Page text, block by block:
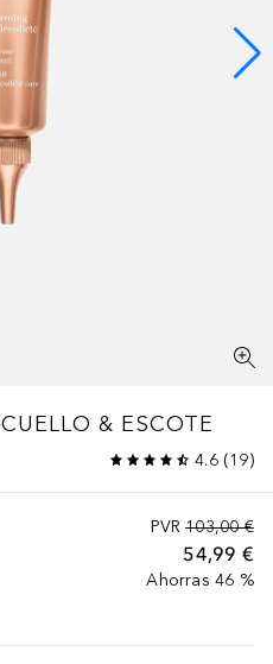
CUELLO & ESCOTE
4.6(19)
PVR 103,00 €
54,99 €
Ahorras 46 %